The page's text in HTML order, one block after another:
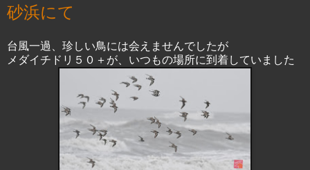
砂浜にて
台風一過、珍しい鳥には会えませんでしたが
メダイチドリ５０＋が、いつもの場所に到着していました